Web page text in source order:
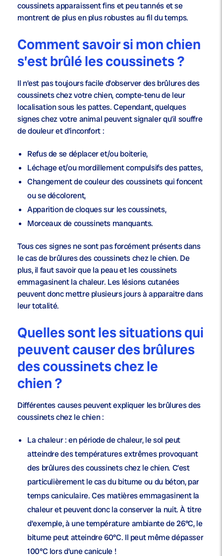
coussinets apparaissent fins et peu tannés et se
montrent de plus en plus robustes au fil du temps.
Comment savoir si mon chien
s’est brûlé les coussinets ?
Il n’est pas toujours facile d’observer des brûlures des
coussinets chez votre chien, compte-tenu de leur
localisation sous les pattes. Cependant, quelques
signes chez votre animal peuvent signaler qu’il souffre
de douleur et d’inconfort :
Refus de se déplacer et/ou boiterie,
Léchage et/ou mordillement compulsifs des pattes,
Changement de couleur des coussinets qui foncent
ou se décolorent,
Apparition de cloques sur les coussinets,
Morceaux de coussinets manquants.
Tous ces signes ne sont pas forcément présents dans
le cas de brûlures des coussinets chez le chien. De
plus, il faut savoir que la peau et les coussinets
emmagasinent la chaleur. Les lésions cutanées
peuvent donc mettre plusieurs jours à apparaitre dans
leur totalité.
Quelles sont les situations qui
peuvent causer des brûlures
des coussinets chez le
chien ?
Différentes causes peuvent expliquer les brûlures des
coussinets chez le chien :
La chaleur: en période de chaleur, le sol peut
atteindre des températures extrêmes provoquant
des brûlures des coussinets chez le chien. C’est
particulièrement le cas du bitume ou du béton, par
temps caniculaire. Ces matières emmagasinent la
chaleur et peuvent donc la conserver la nuit. À titre
d’exemple, à une température ambiante de 26°C, le
bitume peut atteindre 60°C. Il peut même dépasser
100°C lors d’une canicule !